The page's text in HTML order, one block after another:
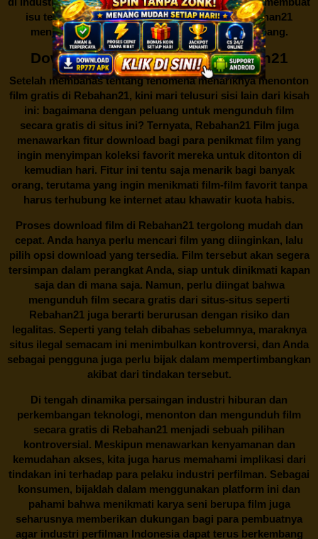
isu tentang menonton film secara gratis diRebahan21
menjadi perbincangan seru yang terus berkembang.
Download Film Gratis di Rebahan21
Setelah membahas tentang fenomena menariknya menonton
film gratis di Rebahan21, kini mari telusuri sisi lain dari kisah
ini: bagaimana dengan peluang untuk mengunduh film
secara gratis di situs ini? Ternyata, Rebahan21 Film juga
menawarkan fitur download bagi para penikmat film yang
ingin menyimpan koleksi favorit mereka untuk ditonton di
kemudian hari. Fitur ini tentu saja menarik bagi banyak
orang, terutama yang ingin menikmati film-film favorit tanpa
harus terhubung ke internet atau khawatir kuota habis.
Proses download film di Rebahan21tergolong mudah dan
cepat. Anda hanya perlu mencari film yang diinginkan, lalu
pilih opsi download yang tersedia. Film tersebut akan segera
tersimpan dalam perangkat Anda, siap untuk dinikmati kapan
saja dan di mana saja. Namun, perlu diingat bahwa
mengunduh film secara gratis dari situs-situs seperti
Rebahan21 juga berarti berurusan dengan risiko dan
legalitas. Seperti yang telah dibahas sebelumnya, maraknya
situs ilegal semacam ini menimbulkan kontroversi, dan Anda
sebagai pengguna juga perlu bijak dalam mempertimbangkan
akibat dari tindakan tersebut.
Di tengah dinamika persaingan industri hiburan dan
perkembangan teknologi, menonton dan mengunduh film
secara gratis di Rebahan21 menjadi sebuah pilihan
kontroversial. Meskipun menawarkan kenyamanan dan
kemudahan akses, kita juga harus memahami implikasi dari
tindakan ini terhadap para pelaku industri perfilman. Sebagai
konsumen, bijaklah dalam menggunakan platform ini dan
pahami bahwa menikmati karya seni berupa film juga
seharusnya memberikan dukungan bagi para pembuatnya
agar industri perfilman Indonesia dapat terus berkembang